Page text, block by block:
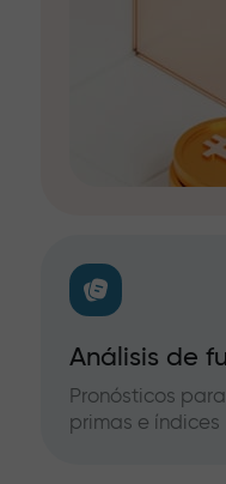
Análisis de
Pronósticos
primas e índices